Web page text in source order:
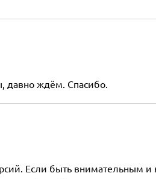
давно ждём. Спасибо.
Если быть внимательным и